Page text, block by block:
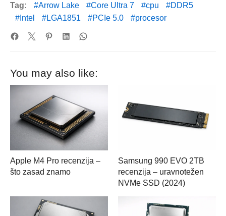
Tag: Arrow Lake Core Ultra 7 cpu
DDR5
Intel
LGA1851 PCIe 5.0 procesor
You may also like:
Apple M4 Pro recenzija –
što zasad znamo
Samsung 990 EVO 2TB
recenzija – uravnotežen
NVMe SSD (2024)